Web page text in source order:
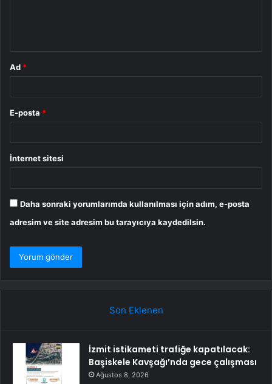
Ad *
E-posta *
İnternet sitesi
Daha sonraki yorumlarımda kullanılması için adım, e-posta
adresim ve site adresim bu tarayıcıya kaydedilsin.
Son Eklenen
İzmit istikameti trafiğe kapatılacak:
Başiskele Kavşağı’nda gece çalışması
Ağustos 8, 2026